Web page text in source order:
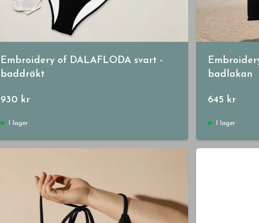
Embroidery of DALAFLODA svart -
baddräkt
930 kr
I lager
badlakan
645 kr
I lager